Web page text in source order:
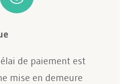
de paiement est
mise en demeure